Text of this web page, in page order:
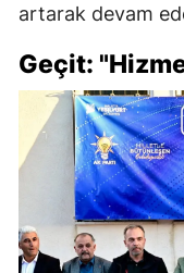
artarak devam
Geçit: